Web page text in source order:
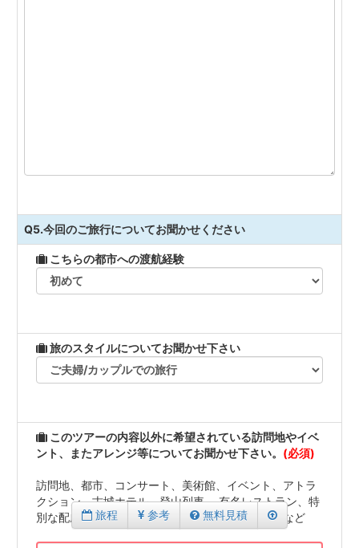
旅程 参考 無料見積
Q5.今回のご旅行についてお聞かせください
こちらの都市への渡航経験
旅のスタイルについてお聞かせ下さい
このツアーの内容以外に希望されている訪問地やイベ
ント、またアレンジ等についてお聞かせ下さい。 (必須)
訪問地、都市、コンサート、美術館、イベント、アトラ
クション、古城ホテル、登山列車 、有名レストラン、特
別な配慮（車椅子、特別食、チャイルドシート）など